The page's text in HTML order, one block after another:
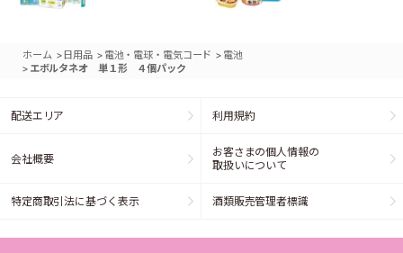
ホーム > 日用品 > 電池・電球・電気コード > 電池
> エボルタネオ 単１形 ４個パック
配送エリア 利用規約
会社概要
お客さまの個人情報の
取扱いについて
特定商取引法に基づく表示 酒類販売管理者標識